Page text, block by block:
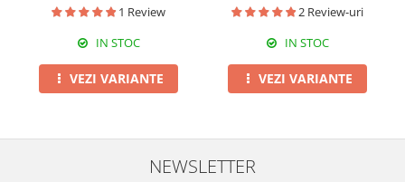
1 Review
IN STOC
VEZI VARIANTE
2 Review-uri
IN STOC
VEZI VARIANTE
NEWSLETTER